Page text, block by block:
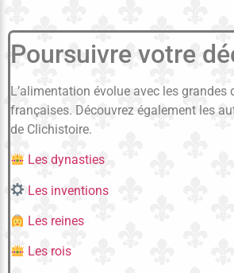
Poursuivre votre
L’alimentation évolue avec les grandes
françaises. Découvrez également les
de Clichistoire.
Les dynasties
Les inventions
Les reines
Les rois